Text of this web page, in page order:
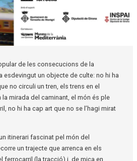
de les consecucions de la
esdevingut un objecte de culte: no hi ha
no circuli un tren, els trens en el
mirada del caminant, el món és ple
no hi ha cap art que no se l’hagi mirat
itinerari fascinat pel món del
un trajecte que arrenca en els
ferrocarril (la tracció) i, de mica en